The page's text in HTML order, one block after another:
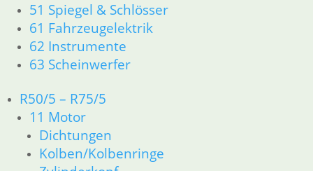
51 Spiegel & Schlösser
61 Fahrzeugelektrik
62 Instrumente
63 Scheinwerfer
R50/5 – R75/5
11 Motor
Dichtungen
Kolben/Kolbenringe
16 Tank
18 Auspuff
21 Kupplung
23 Getriebe
32 Lenkung
33 Antrieb
34 Bremsen
36 Räder
46 Rahmen Verkleidung R25/3